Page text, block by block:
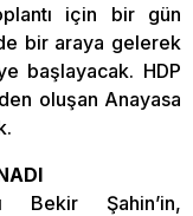
için bir gün
bir araya gelerek
başlayacak. HDP
oluşan Anayasa
Bekir Şahin’in,